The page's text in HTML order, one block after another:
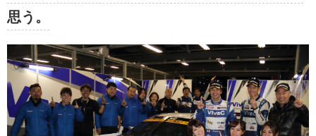
思う。